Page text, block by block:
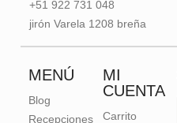
+51 922 731 048
jirón Varela 1208 breña
MENÚ
Blog
Recepciones
MI
CUENTA
Carrito